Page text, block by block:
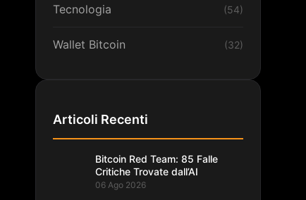
Tecnologia (54)
Wallet Bitcoin (32)
Articoli Recenti
Bitcoin Red Team: 85 Falle
Critiche Trovate dall’AI
06 Ago 2026